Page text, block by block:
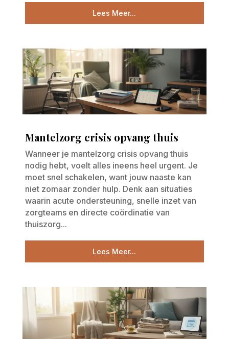
Lees Meer...
Mantelzorg crisis opvang thuis
Wanneer je mantelzorg crisis opvang thuis
nodig hebt, voelt alles ineens heel urgent. Je
moet snel schakelen, want jouw naaste kan
niet zomaar zonder hulp. Denk aan situaties
waarin acute ondersteuning, snelle inzet van
zorgteams en directe coördinatie van
thuiszorg...
Lees Meer...